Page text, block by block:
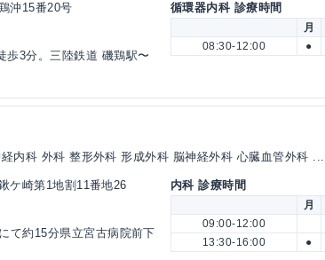
沖15番20号
歩3分。三陸鉄道 磯鶏駅〜
循環器内科 診療時間
月
08:30-12:00
●
内科 外科 整形外科 形成外科 脳神経外科 心臓血管外科 ...
ケ崎第1地割11番地26
て約15分県立宮古病院前下
内科 診療時間
月
09:00-12:00
13:30-16:00
●